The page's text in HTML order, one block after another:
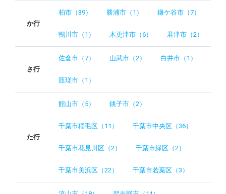
か行
柏市（39） 勝浦市（1） 鎌ケ谷市（7）
鴨川市（1） 木更津市（6） 君津市（2）
さ行
佐倉市（7） 山武市（2） 白井市（1）
匝瑳市（1）
た行
館山市（5） 銚子市（2）
千葉市稲毛区（11） 千葉市中央区（36）
千葉市花見川区（2） 千葉市緑区（2）
千葉市美浜区（22） 千葉市若葉区（3）